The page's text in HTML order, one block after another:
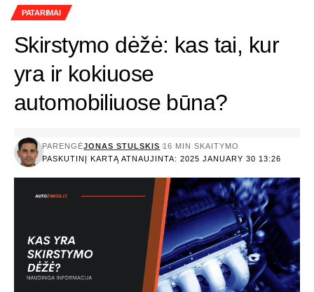
PATARIMAI
Skirstymo dėžė: kas tai, kur
yra ir kokiuose
automobiliuose būna?
PASKUTINĮ KARTĄ ATNAUJINTA: 2025 JANUARY 30 13:26
PARENGĖJONAS STULSKIS 16 MIN SKAITYMO